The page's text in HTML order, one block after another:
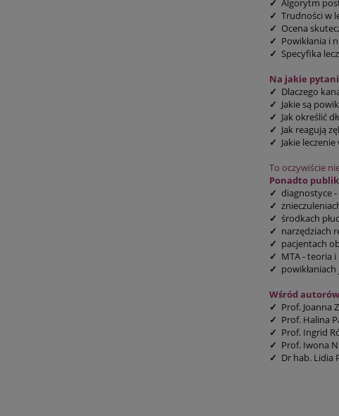
✓ Algorytm
✓ Trudności w
✓ Ocena
✓ Powikłania i
✓ Specyfika
Na jakie
✓ Dlaczego
✓ Jakie są
✓ Jak określić
✓ Jak reagują
✓ Jakie
To oczywiście
Ponadto
✓ diagnostyce
✓
✓ środkach
✓ narzędziach
✓ pacjentach
✓ MTA - teoria
✓
Wśród
✓ Prof. Joanna
✓ Prof. Halina
✓ Prof. Ingrid
✓ Prof. Iwona
✓ Dr hab. Lidia